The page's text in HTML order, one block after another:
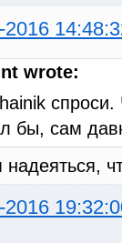
2016
wrote:
бы, сам
2016